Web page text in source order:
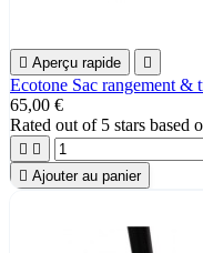
 Aperçu rapide 
Ecotone Sac rangement &
65,00 €
Rated out of 5 stars based
 
 Ajouter au panier